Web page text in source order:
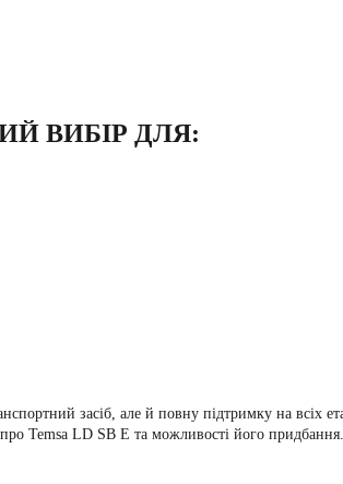
ВИБІР ДЛЯ:
засіб, але й повну підтримку на всіх
про Temsa LD SB E та можливості його придбання.